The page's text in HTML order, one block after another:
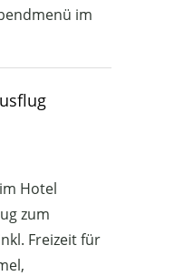
im
Hotel
zum
Freizeit für